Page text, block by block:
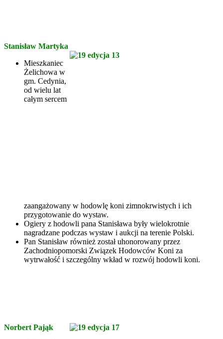
Stanisław Martyka
Mieszkaniec
Żelichowa w
gm. Cedynia,
od wielu lat
całym sercem
zaangażowany w hodowlę koni zimnokrwistych i ich
przygotowanie do wystaw.
Ogiery z hodowli pana Stanisława były wielokrotnie
nagradzane podczas wystaw i aukcji na terenie Polski.
Pan Stanisław również został uhonorowany przez
Zachodniopomorski Związek Hodowców Koni za
wytrwałość i szczególny wkład w rozwój hodowli koni.
Norbert Pająk